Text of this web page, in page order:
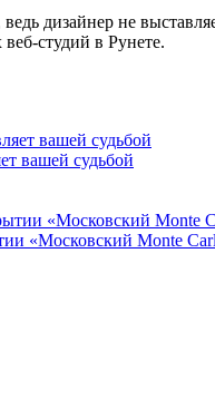
дизайнер не
студий в Рунете.
вашей судьбой
«Московский Monte